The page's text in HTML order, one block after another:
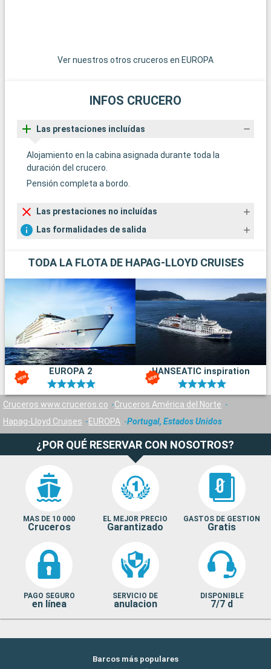
Ver nuestros otros cruceros en EUROPA
INFOS CRUCERO
Las prestaciones incluídas
Alojamiento en la cabina asignada durante toda la
duración del crucero.
Pensión completa a bordo.
Las prestaciones no incluídas
Las formalidades de salida
TODA LA FLOTA DE HAPAG-LLOYD CRUISES
EUROPA 2 HANSEATIC inspiration
Cruceros www.cruceros.co
Cruceros América del Norte
Hapag-Lloyd Cruises
EUROPA Portugal, Estados Unidos
¿POR QUÉ RESERVAR CON NOSOTROS?
MAS DE 10 000
Cruceros
EL MEJOR PRECIO
Garantizado
GASTOS DE GESTION
Gratis
PAGO SEGURO
en línea
SERVICIO DE
anulacion
DISPONIBLE
7/7 d
Barcos más populares